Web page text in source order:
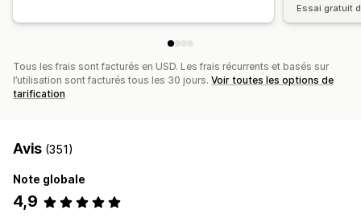
Essai gratuit
Tous les frais sont facturés en USD. Les frais récurrents et basés sur
l’utilisation sont facturés tous les 30 jours. Voir toutes les options de
tarification
Avis (351)
Note globale
4,9